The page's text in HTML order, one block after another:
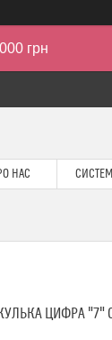
грн
НАС
ЦИФРА "7"